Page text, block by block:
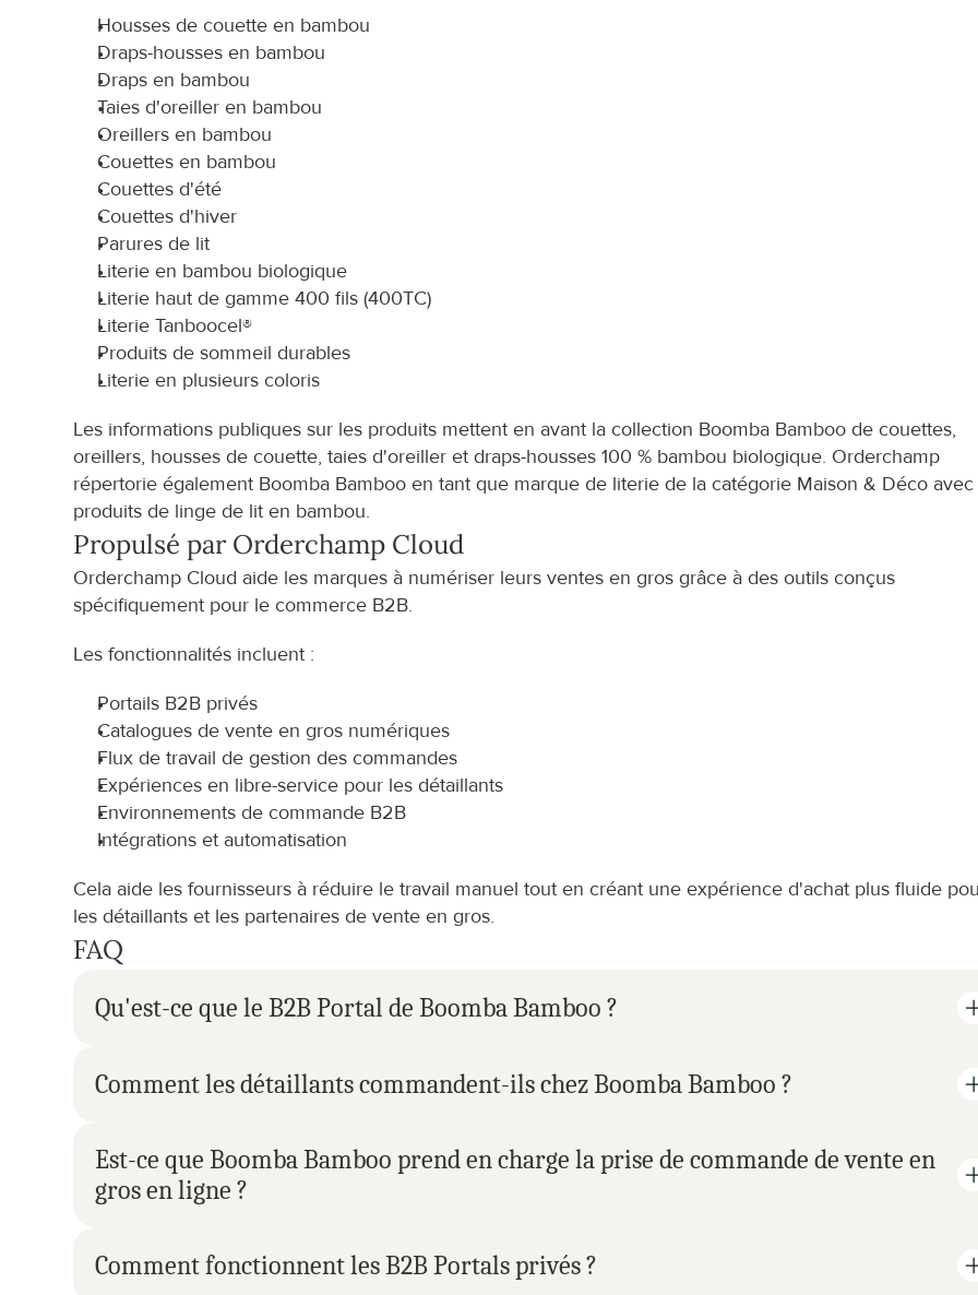
Housses de couette en bambou
Draps-housses en bambou
Draps en bambou
Taies d'oreiller en bambou
Oreillers en bambou
Couettes en bambou
Couettes d'été
Couettes d'hiver
Parures de lit
Literie en bambou biologique
Literie haut de gamme 400 fils (400TC)
Literie Tanboocel®
Produits de sommeil durables
Literie en plusieurs coloris
Les informations publiques sur les produits mettent en avant la collection Boomba Bamboo de couettes,
oreillers, housses de couette, taies d'oreiller et draps-housses 100 % bambou biologique. Orderchamp
répertorie également Boomba Bamboo en tant que marque de literie de la catégorie Maison & Déco avec
produits de linge de lit en bambou.
Propulsé par Orderchamp Cloud
Orderchamp Cloud aide les marques à numériser leurs ventes en gros grâce à des outils conçus
spécifiquement pour le commerce B2B.
Les fonctionnalités incluent :
Portails B2B privés
Catalogues de vente en gros numériques
Flux de travail de gestion des commandes
Expériences en libre-service pour les détaillants
Environnements de commande B2B
Intégrations et automatisation
Cela aide les fournisseurs à réduire le travail manuel tout en créant une expérience d'achat plus fluide
les détaillants et les partenaires de vente en gros.
FAQ
Qu'est-ce que le B2B Portal de Boomba Bamboo ?
Comment les détaillants commandent-ils chez Boomba Bamboo ?
Est-ce que Boomba Bamboo prend en charge la prise de commande de vente en
gros en ligne ?
Comment fonctionnent les B2B Portals privés ?